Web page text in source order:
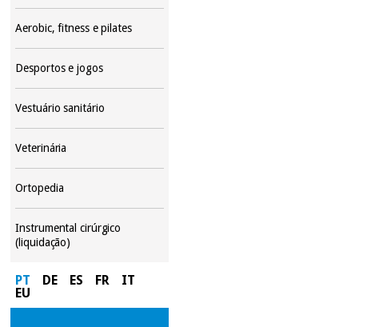
Aerobic, fitness e pilates
Desportos e jogos
Vestuário sanitário
Veterinária
Ortopedia
Instrumental cirúrgico
(liquidação)
PT DE ES FR
IT
EU